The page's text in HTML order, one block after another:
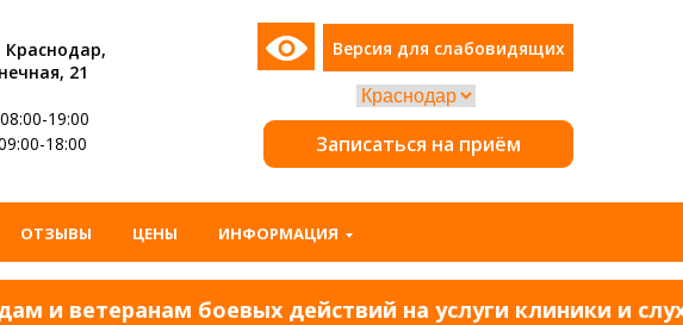
Краснодар,
21
19:00
18:00
Версия для слабовидящих
Записаться на приём
ОТЗЫВЫ ЦЕНЫ ИНФОРМАЦИЯ
ветеранам боевых действий на услуги клиники и